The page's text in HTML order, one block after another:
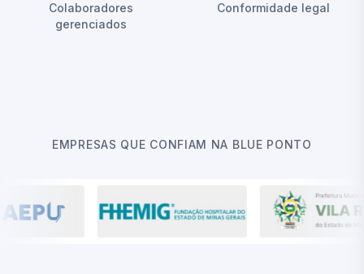
Colaboradores
gerenciados
Conformidade legal
EMPRESAS QUE CONFIAM NA BLUE PONTO